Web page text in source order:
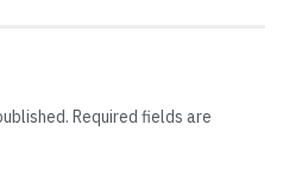
Required fields are